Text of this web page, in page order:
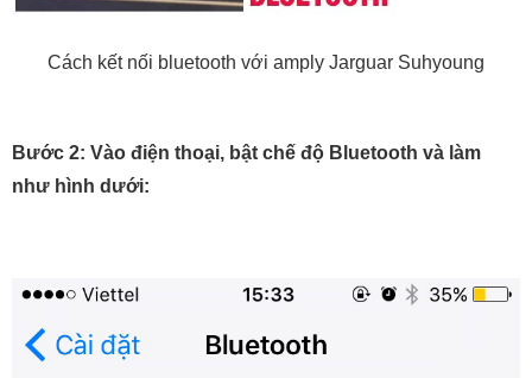
Cách kết nối bluetooth với amply Jarguar Suhyoung
Bước 2: Vào điện thoại, bật chế độ Bluetooth và làm
như hình dưới: